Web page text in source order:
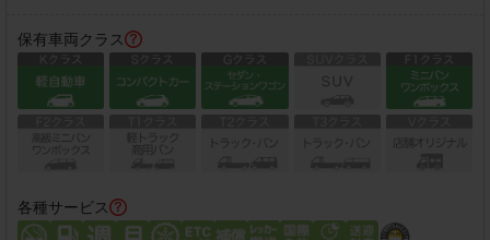
保有車両クラス
各種サービス